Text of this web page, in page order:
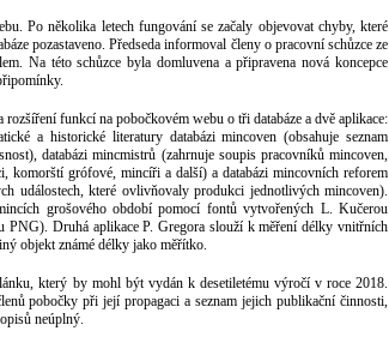
Po několika letech fungování se začaly objevovat chyby, které
pozastaveno. Předseda informoval členy o pracovní schůzce ze
Na této schůzce byla domluvena a připravena nová koncepce
funkcí na pobočkovém webu o tři databáze a dvě aplikace:
a historické literatury databázi mincoven (obsahuje seznam
databázi mincmistrů (zahrnuje soupis pracovníků mincoven,
komorští grófové, mincíři a další) a databázi mincovních reforem
událostech, které ovlivňovaly produkci jednotlivých mincoven).
grošového období pomocí fontů vytvořených L. Kučerou
PNG). Druhá aplikace P. Gregora slouží k měření délky vnitřních
objekt známé délky jako měřítko.
který by mohl být vydán k desetiletému výročí v roce 2018.
pobočky při její propagaci a seznam jejich publikační činnosti,
neúplný.